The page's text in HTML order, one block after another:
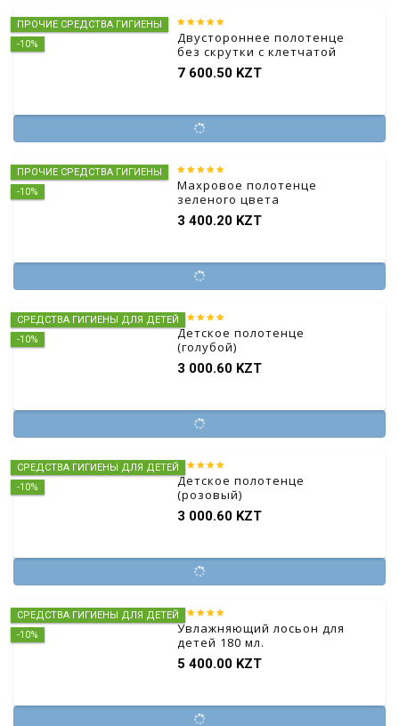
ПРОЧИЕ СРЕДСТВА ГИГИЕНЫ
-10%
Двустороннее полотенце
без скрутки с клетчатой
печатью в двойной
упаковке
7 600.50 KZT
ПРОЧИЕ СРЕДСТВА ГИГИЕНЫ
-10%
Махровое полотенце
зеленого цвета
3 400.20 KZT
СРЕДСТВА ГИГИЕНЫ ДЛЯ ДЕТЕЙ
-10%
Детское полотенце
(голубой)
3 000.60 KZT
СРЕДСТВА ГИГИЕНЫ ДЛЯ ДЕТЕЙ
-10%
Детское полотенце
(розовый)
3 000.60 KZT
СРЕДСТВА ГИГИЕНЫ ДЛЯ ДЕТЕЙ
-10%
Увлажняющий лосьон для
детей 180 мл.
5 400.00 KZT